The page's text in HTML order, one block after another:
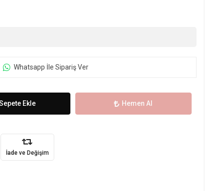
Whatsapp İle Sipariş Ver
Ekle Hemen Al
İade ve Değişim